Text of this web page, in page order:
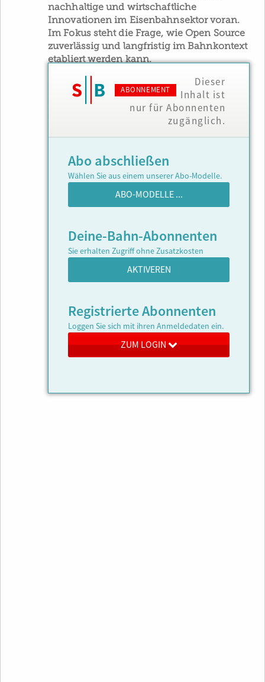
nachhaltige und wirtschaftliche
Innovationen im Eisenbahnsektor voran.
Im Fokus steht die Frage, wie Open Source
zuverlässig und langfristig im Bahnkontext
etabliert werden kann.
ABONNEMENT
Dieser
Inhalt ist
nur für Abonnenten
zugänglich.
Abo abschließen
Wählen Sie aus einem unserer Abo-Modelle.
ABO-MODELLE ...
Deine-Bahn-Abonnenten
Sie erhalten Zugriff ohne Zusatzkosten
AKTIVEREN
Registrierte Abonnenten
Loggen Sie sich mit ihren Anmeldedaten ein.
ZUM LOGIN